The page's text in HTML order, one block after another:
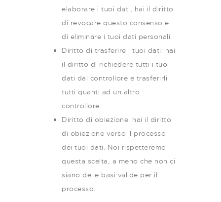
elaborare i tuoi dati, hai il diritto
di revocare questo consenso e
di eliminare i tuoi dati personali.
Diritto di trasferire i tuoi dati: hai
il diritto di richiedere tutti i tuoi
dati dal controllore e trasferirli
tutti quanti ad un altro
controllore.
Diritto di obiezione: hai il diritto
di obiezione verso il processo
dei tuoi dati. Noi rispetteremo
questa scelta, a meno che non ci
siano delle basi valide per il
processo.